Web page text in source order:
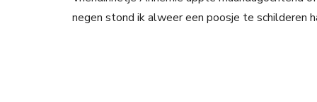
negen stond ik alweer een poosje te schilderen